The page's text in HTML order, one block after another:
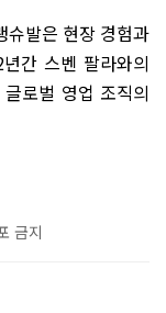
슈발은 현장 경험과
년간 스벤 팔라와의
로벌 영업 조직의
금지